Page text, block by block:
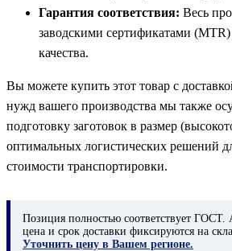
Гарантия соответствия: Весь
заводскими сертификатами
качества.
Вы можете купить этот товар с
нужд вашего производства мы также
подготовку заготовок в размер
оптимальных логистических решений
стоимости транспортировки.
Позиция полностью соответствует ГОСТ.
цена и срок доставки фиксируются на
Уточнить цену в Вашем регионе.